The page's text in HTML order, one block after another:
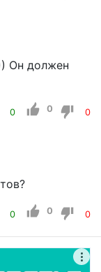
Он должен
0 0 0
0 0 0